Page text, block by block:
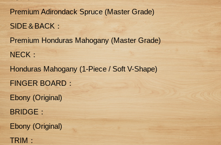
Premium Adirondack Spruce (Master Grade)
SIDE＆BACK：
Premium Honduras Mahogany (Master Grade)
NECK：
Honduras Mahogany (1-Piece / Soft V-Shape)
FINGER BOARD：
Ebony (Original)
BRIDGE：
Ebony (Original)
TRIM：